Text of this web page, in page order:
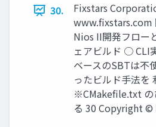
30.
Fixstars
Nios II開発フロー
ェアビルド ○ CLI
ベースのSBTは不
ったビルド手法を
※CMakefile.txt の
る 30 Copyright ©